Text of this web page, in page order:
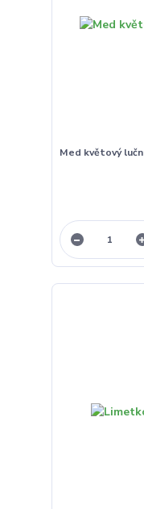
Med květový